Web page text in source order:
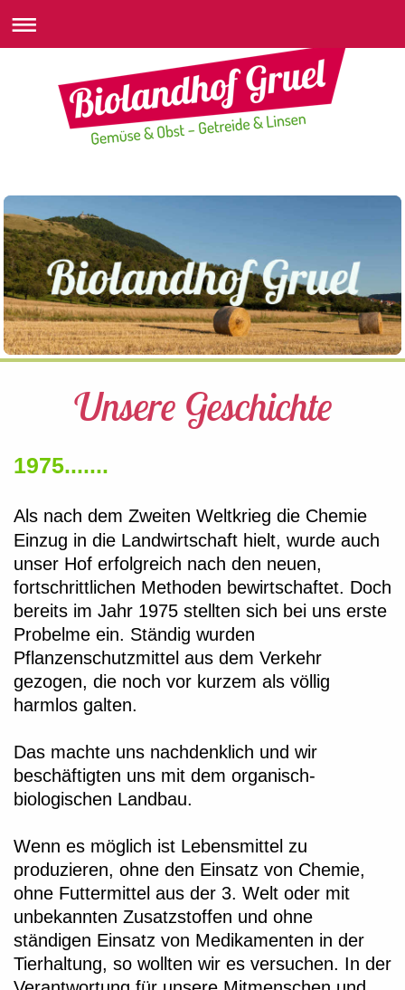
Unsere Geschichte
1975.......
Als nach dem Zweiten Weltkrieg die Chemie
Einzug in die Landwirtschaft hielt, wurde auch
unser Hof erfolgreich nach den neuen,
fortschrittlichen Methoden bewirtschaftet. Doch
bereits im Jahr 1975 stellten sich bei uns erste
Probelme ein. Ständig wurden
Pflanzenschutzmittel aus dem Verkehr
gezogen, die noch vor kurzem als völlig
harmlos galten.
Das machte uns nachdenklich und wir
beschäftigten uns mit dem organisch-
biologischen Landbau.
Wenn es möglich ist Lebensmittel zu
produzieren, ohne den Einsatz von Chemie,
ohne Futtermittel aus der 3. Welt oder mit
unbekannten Zusatzstoffen und ohne
ständigen Einsatz von Medikamenten in der
Tierhaltung, so wollten wir es versuchen. In der